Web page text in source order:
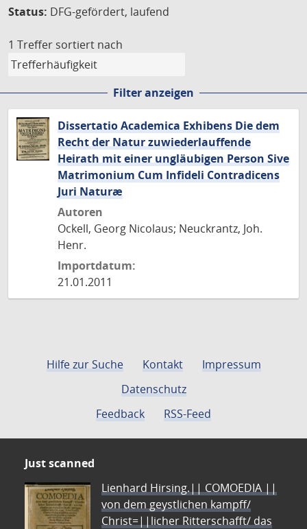
Status: DFG-gefördert, laufend
1 Treffer sortiert nach
Filter anzeigen
Dissertatio Academica Exhibens Die dem
Recht der Natur zuwiederlauffende
Heirath mit einer ungläubigen Person Sive
Matrimonium Cum Infideli Contradicens
Juri Naturæ
Autoren
Ockell, Georg Nicolaus; Neuckrantz, Joh.
Henr.
Importdatum:
21.01.2011
Hilfe zur Suche Kontakt
Impressum
Datenschutz
Feedback
RSS-Feed
Just scanned
Lienhard Hirsing.|| COMOEDIA ||
von dem geystlichen kampff/
Christ=||licher Ritterschafft/ das